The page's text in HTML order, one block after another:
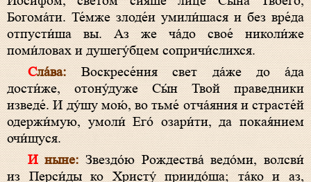
Богома́ти. Те́мже злоде́и умили́шася и без вре́да
отпусти́ша вы. Аз же ча́до свое́ николи́же
поми́ловах и душегу́бцем сопричи́слихся.
Сла́ва:Воскресе́ния свет да́же до а́да
дости́же, отону́дуже Сы́н Твой праведники
изведе́. И ду́шу мою́, во тьме́ отча́яния и страсте́й
одержи́мую, умоли́ Его́ озари́ти, да покая́нием
очи́щуся.
И ныне:Звездо́ю Рождества́ ведо́ми, волсви́
из Перси́ды ко Христу́ приидо́ша; та́ко и аз,